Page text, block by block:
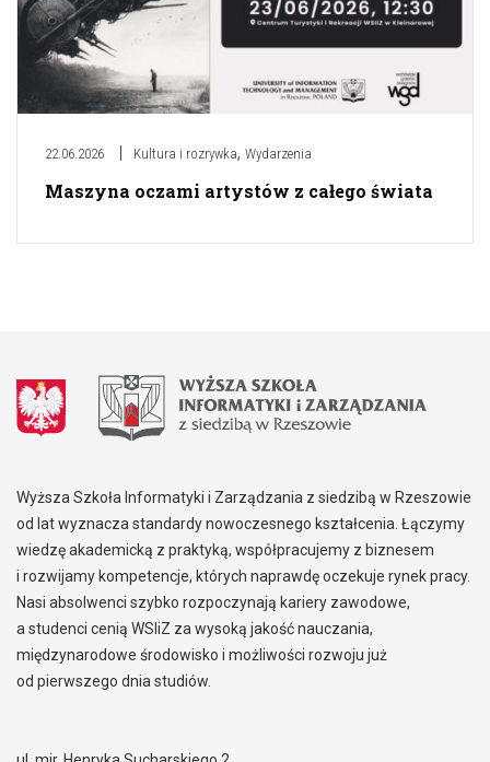
22.06.2026 Kultura i rozrywka, Wydarzenia
Maszyna oczami artystów z całego świata
Wyższa Szkoła Informatyki i Zarządzania z siedzibą w Rzeszowie
od lat wyznacza standardy nowoczesnego kształcenia. Łączymy
wiedzę akademicką z praktyką, współpracujemy z biznesem
i rozwijamy kompetencje, których naprawdę oczekuje rynek pracy.
Nasi absolwenci szybko rozpoczynają kariery zawodowe,
a studenci cenią WSIiZ za wysoką jakość nauczania,
międzynarodowe środowisko i możliwości rozwoju już
od pierwszego dnia studiów.